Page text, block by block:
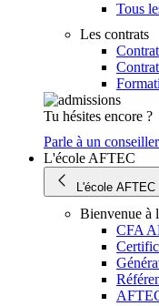
Tous
Les contrats
Tu hésites encore ?
Parle à un conseiller
L'école AFTEC
L'école AFTEC
Bienvenue à
CFA